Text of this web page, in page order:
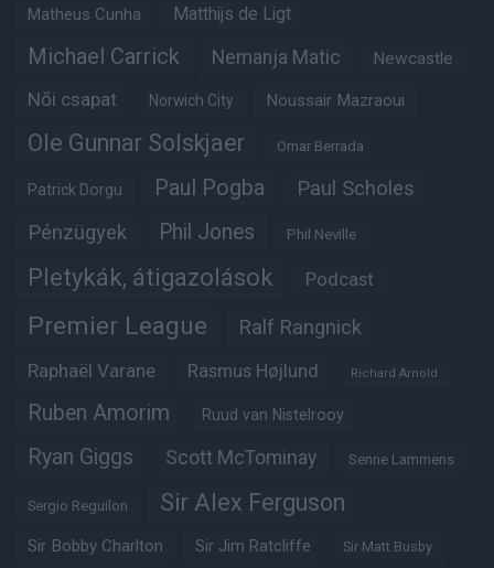
Matheus Cunha Matthijs de Ligt
Michael Carrick Nemanja Matic Newcastle
Női csapat Norwich City Noussair Mazraoui
Ole Gunnar Solskjaer Omar Berrada
Patrick Dorgu Paul Pogba Paul Scholes
Pénzügyek Phil Jones Phil Neville
Pletykák, átigazolások Podcast
Premier League Ralf Rangnick
Raphaël Varane Rasmus Højlund Richard Arnold
Ruben Amorim Ruud van Nistelrooy
Ryan Giggs Scott McTominay Senne Lammens
Sergio Reguilon Sir Alex Ferguson
Sir Bobby Charlton Sir Jim Ratcliffe Sir Matt Busby